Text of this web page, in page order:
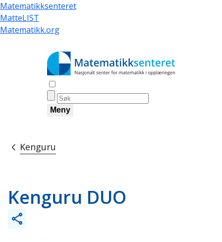
Skip
to
main
Matematikksenteret
MatteLIST
Matematikk.org
Meny
Breadcrumb
Kenguru
Kenguru DUO